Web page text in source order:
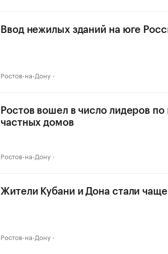
Ввод нежилых зданий на юге
Ростов-на-Дону
Ростов вошел в число лидеров
частных домов
Ростов-на-Дону
Жители Кубани и Дона стали
Ростов-на-Дону